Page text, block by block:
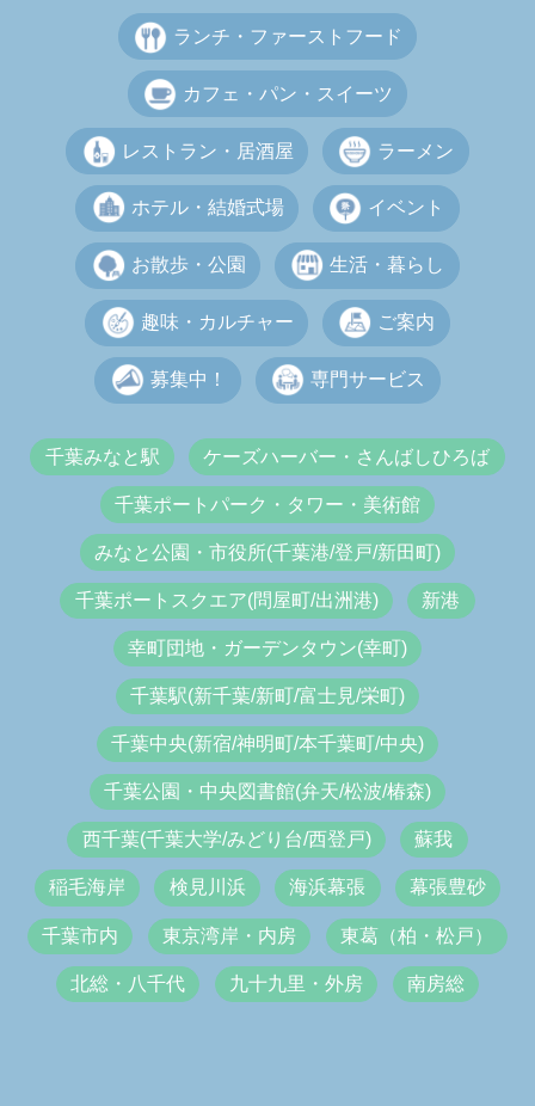
ランチ・ファーストフード
カフェ・パン・スイーツ
レストラン・居酒屋 ラーメン
ホテル・結婚式場 イベント
お散歩・公園 生活・暮らし
趣味・カルチャー ご案内
募集中！ 専門サービス
千葉みなと駅 ケーズハーバー・さんばしひろば
千葉ポートパーク・タワー・美術館
みなと公園・市役所(千葉港/登戸/新田町)
千葉ポートスクエア(問屋町/出洲港) 新港
幸町団地・ガーデンタウン(幸町)
千葉駅(新千葉/新町/富士見/栄町)
千葉中央(新宿/神明町/本千葉町/中央)
千葉公園・中央図書館(弁天/松波/椿森)
西千葉(千葉大学/みどり台/西登戸) 蘇我
稲毛海岸 検見川浜 海浜幕張 幕張豊砂
千葉市内 東京湾岸・内房 東葛（柏・松戸）
北総・八千代 九十九里・外房 南房総